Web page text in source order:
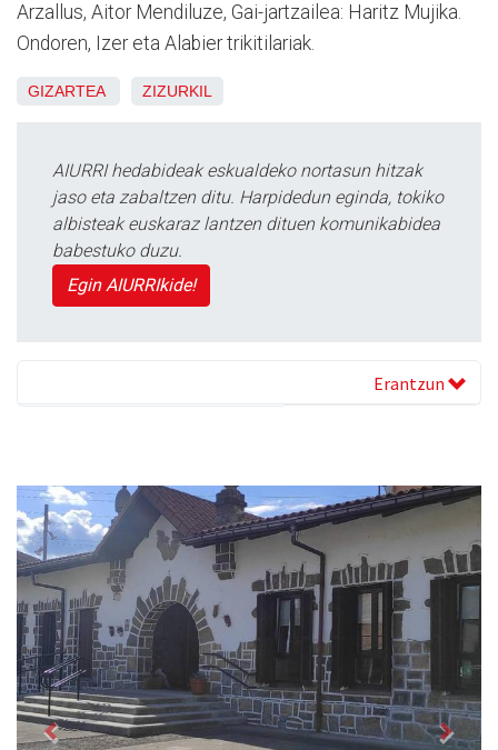
Arzallus, Aitor Mendiluze, Gai-jartzailea: Haritz Mujika.
Ondoren, Izer eta Alabier trikitilariak.
GIZARTEA ZIZURKIL
AIURRI hedabideak eskualdeko nortasun hitzak
jaso eta zabaltzen ditu. Harpidedun eginda, tokiko
albisteak euskaraz lantzen dituen komunikabidea
babestuko duzu.
Egin AIURRIkide!
Erantzun
Previous Next